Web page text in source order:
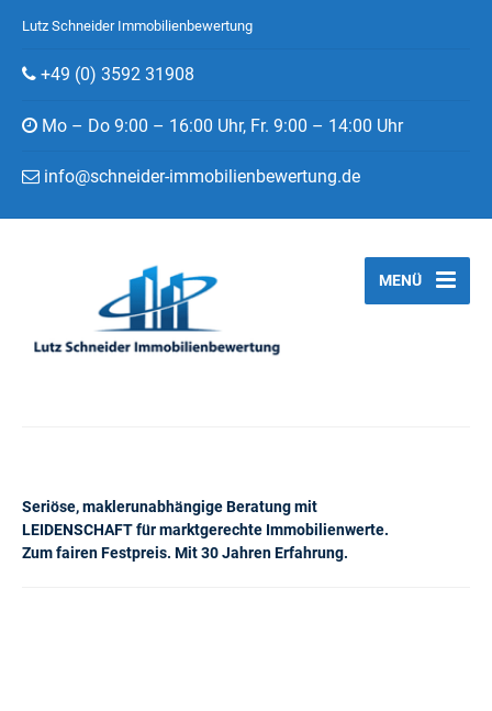
Lutz Schneider Immobilienbewertung
+49 (0) 3592 31908
Mo – Do 9:00 – 16:00 Uhr, Fr. 9:00 – 14:00 Uhr
info@schneider-immobilienbewertung.de
Seriöse, maklerunabhängige Beratung mit
LEIDENSCHAFT für marktgerechte Immobilienwerte.
Zum fairen Festpreis. Mit 30 Jahren Erfahrung.
MENÜ